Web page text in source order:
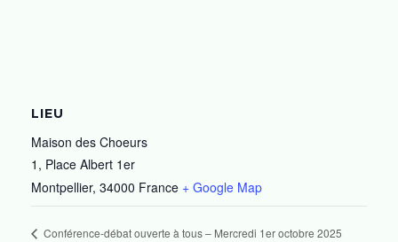
LIEU
Maison des Choeurs
1, Place Albert 1er
Montpellier, 34000 France + Google Map
Conférence-débat ouverte à tous – Mercredi 1er octobre 2025